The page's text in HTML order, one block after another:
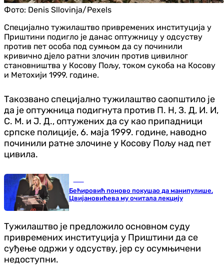
Фото: Denis Sllovinja/Pexels
Специјално тужилаштво привремених институција у
Приштини подигло је данас оптужницу у одсуству
против пет особа под сумњом да су починили
кривично дјело ратни злочин против цивилног
становништва у Косову Пољу, током сукоба на Косову
и Метохији 1999. године.
Такозвано специјално тужилаштво саопштило је
да је оптужница подигнута против П. Н, З. Д, И. И,
С. М. и Ј. Д., оптужених да су као припадници
српске полиције, 6. маја 1999. године, наводно
починили ратне злочине у Косову Пољу над пет
цивила.
Бећировић поново покушао да манипулише,
Цвијановићева му очитала лекцију
Тужилаштво је предложило основном суду
привремених институција у Приштини да се
суђење одржи у одсуству, јер су осумњичени
недоступни.